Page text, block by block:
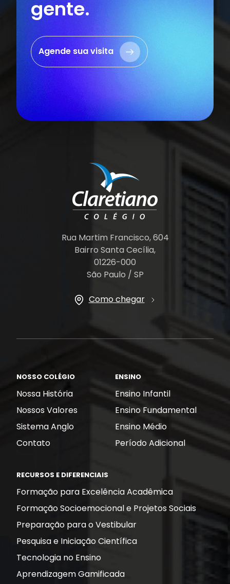
gente.
Agende sua visita
Rua Martim Francisco, 604
Bairro Santa Cecília,
01226-000
São Paulo / SP
Como chegar
NOSSO COLÉGIO
Nossa História
Nossos Valores
Sistema Anglo
Contato
ENSINO
Ensino Infantil
Ensino Fundamental
Ensino Médio
Período Adicional
RECURSOS E DIFERENCIAIS
Formação para Excelência Acadêmica
Formação Socioemocional e Projetos Sociais
Preparação para o Vestibular
Pesquisa e Iniciação Científica
Tecnologia no Ensino
Aprendizagem Gamificada